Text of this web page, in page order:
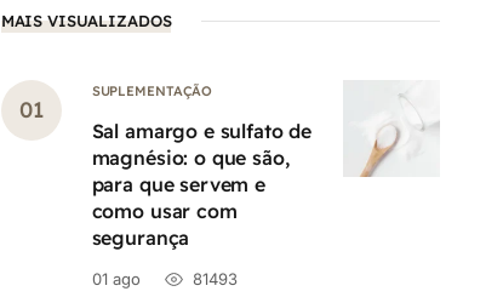
MAIS VISUALIZADOS
SUPLEMENTAÇÃO
Sal amargo e sulfato de
magnésio: o que são,
para que servem e
como usar com
segurança
01 ago 81493